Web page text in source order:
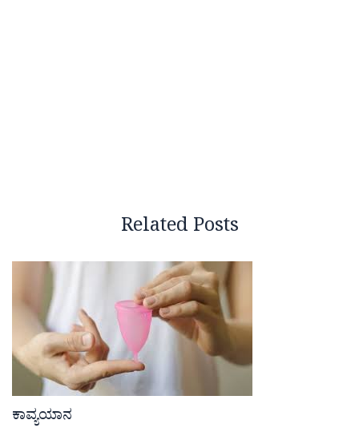
Related Posts
ಕಾವ್ಯಯಾನ